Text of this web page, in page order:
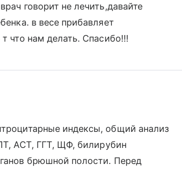
говорит не лечить,давайте
в весе прибавляет
что нам делать. Спасибо!!!
индексы, общий анализ
АСТ, ГГТ, ЩФ, билирубин
брюшной полости. Перед